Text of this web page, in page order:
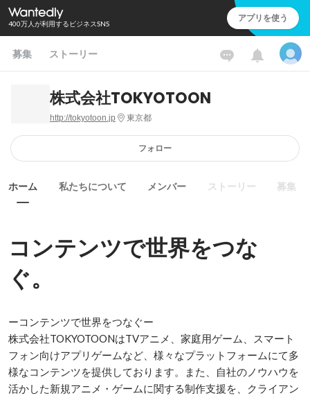
400万人が利用するビジネスSNS アプリを使う
募集 ストーリー
株式会社TOKYOTOON
http://tokyotoon.jp 東京都
フォロー
ホーム 私たちについて メンバー ストーリー 募集
コンテンツで世界をつな
ぐ。
ーコンテンツで世界をつなぐー
株式会社TOKYOTOONはTVアニメ、家庭用ゲーム、スマート
フォン向けアプリゲームなど、様々なプラットフォームにて多
様なコンテンツを提供しております。また、自社のノウハウを
活かした新規アニメ・ゲームに関する制作支援を、クライアン